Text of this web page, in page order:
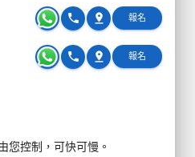
報名
pin_drop
phone
報名
pin_drop
phone
您控制，可快可慢。